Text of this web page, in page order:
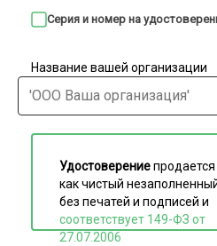
Серия и номер на
Название вашей организации
Удостоверениепродается
как чистый
без печатей и подписей и
соответствует 149-ФЗ от
27.07.2006